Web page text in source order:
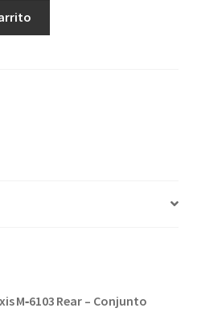
M‑6103 Rear – Conjunto